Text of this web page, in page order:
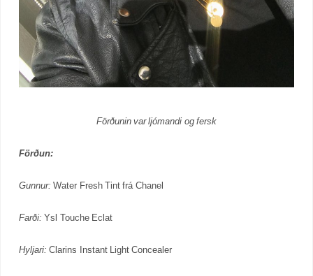
Förðunin var ljómandi og fersk
Förðun:
Gunnur: Water Fresh Tint frá Chanel
Farði:Ysl Touche Eclat
Hyljari: Clarins Instant Light Concealer